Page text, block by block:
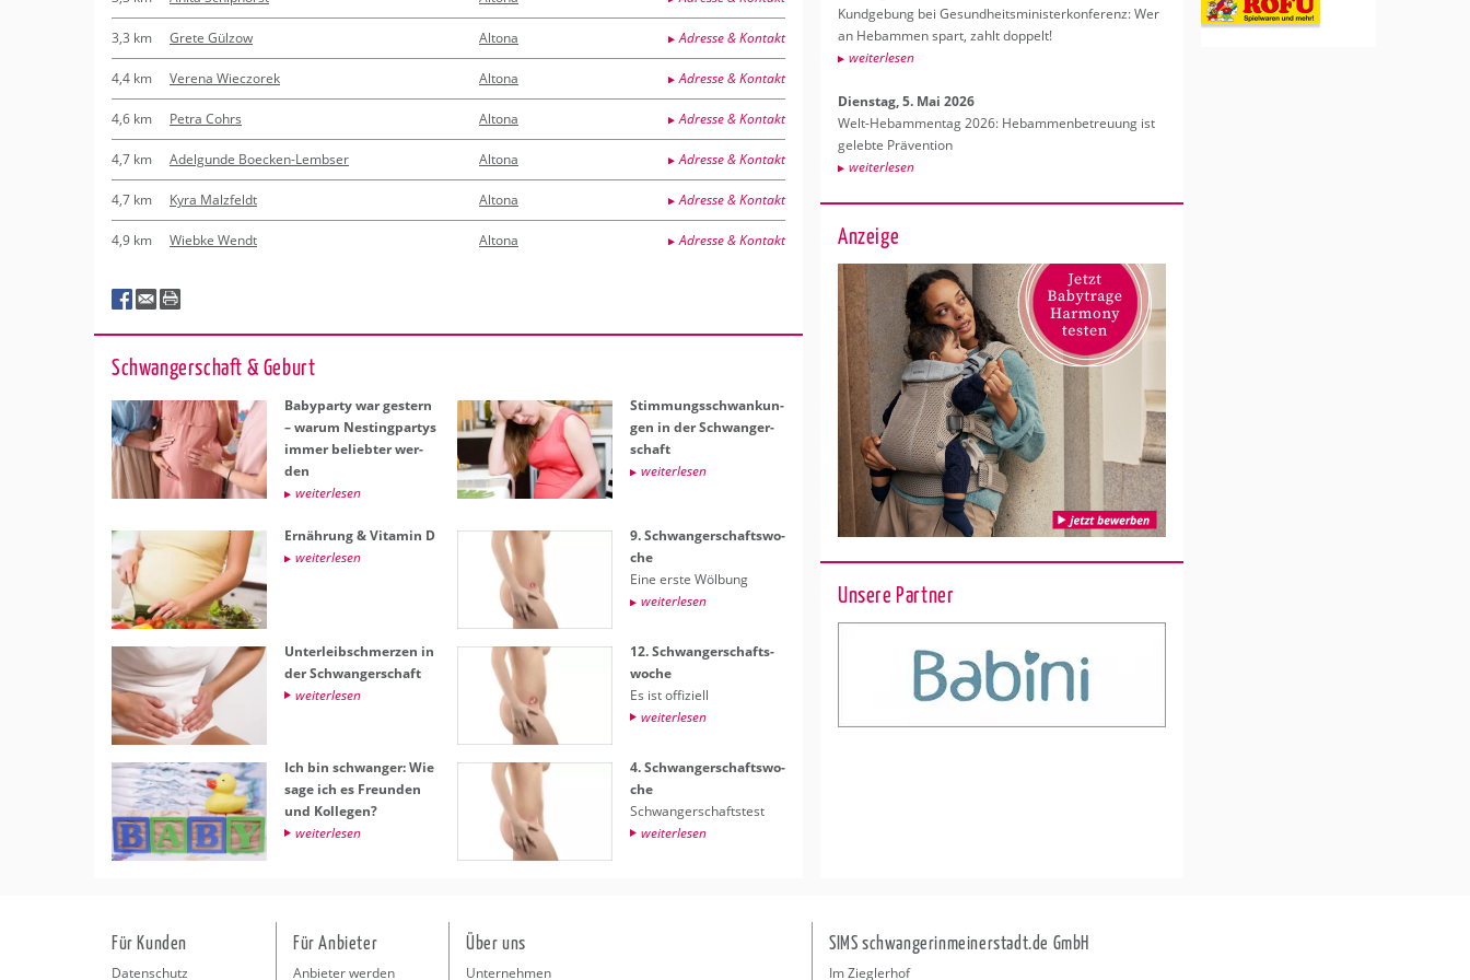
3,3 km Grete Gülzow Altona Adresse & Kontakt
4,4 km Verena Wieczorek Altona Adresse & Kontakt
4,6 km Petra Cohrs Altona Adresse & Kontakt
4,7 km Adelgunde Boecken-Lembser Altona Adresse & Kontakt
4,7 km Kyra Malzfeldt Altona Adresse & Kontakt
4,9 km Wiebke Wendt Altona Adresse & Kontakt
Schwan­ger­schaft & Ge­burt
Ba­by­par­ty war ges­tern
– warum Nes­ting­par­tys
immer be­lieb­ter wer­
den
wei­ter­le­sen
Stim­mungs­schwan­kun­
gen in der Schwan­ger­
schaft
wei­ter­le­sen
Er­näh­rung & Vit­amin D
wei­ter­le­sen
9. Schwan­ger­schafts­wo­
che
Eine erste Wöl­bung
wei­ter­le­sen
Un­ter­leib­schmer­zen in
der Schwan­ger­schaft
wei­ter­le­sen
12. Schwan­ger­schafts­
wo­che
Es ist of­fi­zi­ell
wei­ter­le­sen
Ich bin schwan­ger: Wie
sage ich es Freun­den
und Kol­le­gen?
wei­ter­le­sen
4. Schwan­ger­schafts­wo­
che
Schwan­ger­schafts­test
wei­ter­le­sen
Kund­ge­bung bei Ge­sund­heits­mi­nis­ter­kon­fe­renz: Wer
an Heb­am­men spart, zahlt dop­pelt!
wei­ter­le­sen
Diens­tag, 5. Mai 2026
Welt-Heb­am­men­tag 2026: Heb­am­men­be­treu­ung ist
ge­leb­te Prä­ven­ti­on
wei­ter­le­sen
Anzeige
Unsere Partner
Für Kunden
Datenschutz
Für Anbieter
Anbieter werden
Über uns
Unternehmen
SIMS schwangerinmeinerstadt.de GmbH
Im Zieglerhof